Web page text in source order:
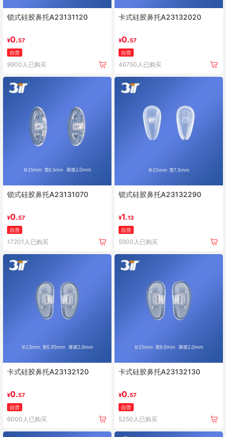
锁式硅胶鼻托A23131120
¥0.57
自营
9900人已购买
卡式硅胶鼻托A23132020
¥0.57
自营
46750人已购买
锁式硅胶鼻托A23131070
¥0.57
自营
17201人已购买
锁式硅胶鼻托A23132290
¥1.13
自营
5900人已购买
卡式硅胶鼻托A23132120
¥0.57
自营
6000人已购买
卡式硅胶鼻托A23132130
¥0.57
自营
5250人已购买